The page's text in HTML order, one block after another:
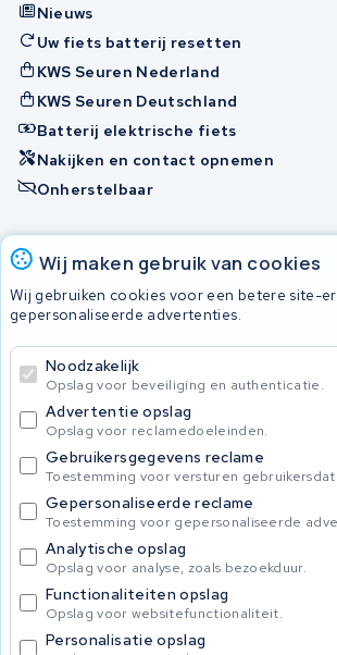
Wij maken gebruik van cookies
Wij gebruiken cookies voor een betere site-
gepersonaliseerde advertenties.
Noodzakelijk
Opslag voor beveiliging en authenticatie.
Advertentie opslag
Opslag voor reclamedoeleinden.
Gebruikersgegevens reclame
Toestemming voor versturen
Gepersonaliseerde reclame
Toestemming voor gepersonaliseerde
Analytische opslag
Opslag voor analyse, zoals bezoekduur.
Functionaliteiten opslag
Opslag voor websitefunctionaliteit.
Personalisatie opslag
Nieuws
Uw fiets batterij resetten
KWS Seuren Nederland
KWS Seuren Deutschland
Batterij elektrische fiets
Nakijken en contact opnemen
Onherstelbaar
Accu's
Privacy Policy